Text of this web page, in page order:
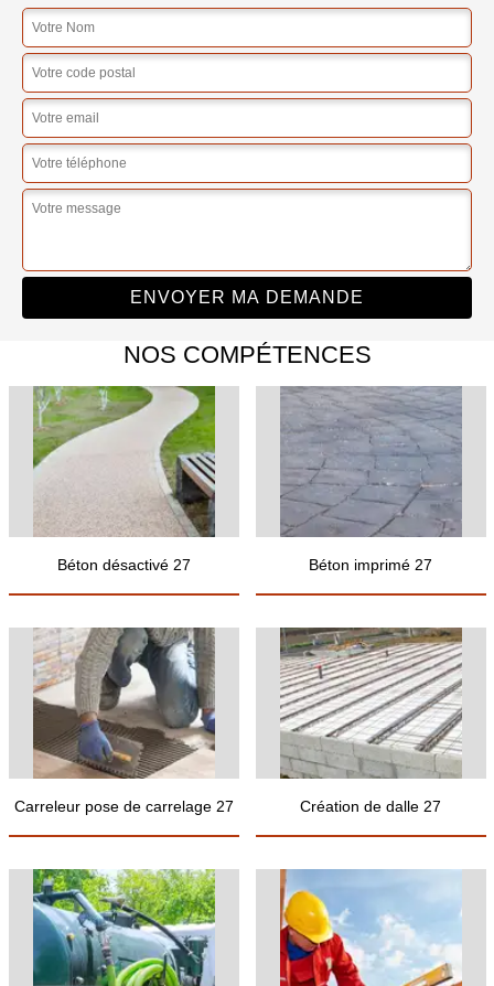
NOS COMPÉTENCES
Béton désactivé 27 Béton imprimé 27
Carreleur pose de carrelage 27 Création de dalle 27